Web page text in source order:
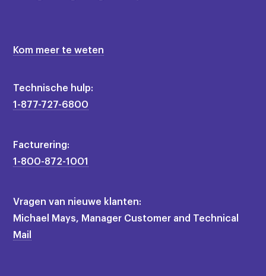
Kom meer te weten
Technische hulp:
1-877-727-6800
Facturering:
1-800-872-1001
Vragen van nieuwe klanten:
Michael Mays, Manager Customer and Technical
Mail